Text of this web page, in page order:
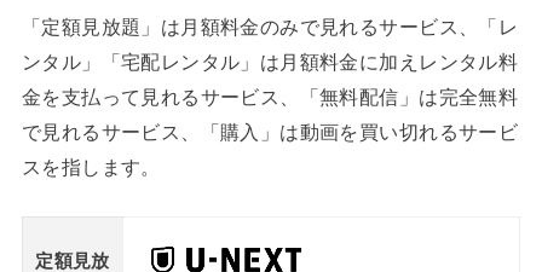
「定額見放題」は月額料金のみで見れるサービス、「レ
ンタル」「宅配レンタル」は月額料金に加えレンタル料
金を支払って見れるサービス、「無料配信」は完全無料
で見れるサービス、「購入」は動画を買い切れるサービ
スを指します。
定額見放